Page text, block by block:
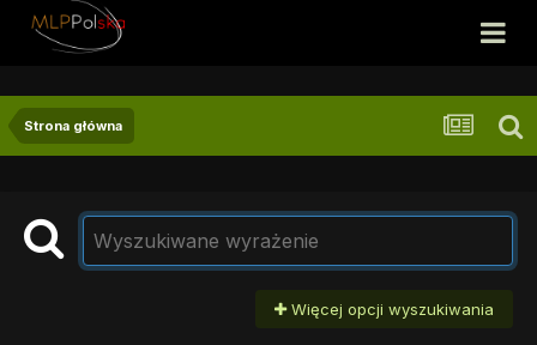
Strona główna
Więcej opcji wyszukiwania